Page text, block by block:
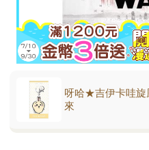
呀哈★吉伊卡哇旋
來